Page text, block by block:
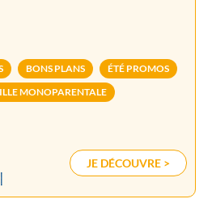
BONS PLANS
ÉTÉ PROMOS
MONOPARENTALE
JE DÉCOUVRE >